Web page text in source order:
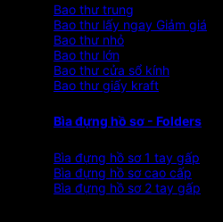
Bao thư trung
Bao thư lấy ngay
Bao thư nhỏ
Bao thư lớn
Bao thư cửa sổ kính
Bao thư giấy kraft
Bìa đựng hồ sơ - Folders
Bìa đựng hồ sơ 1 tay gấp
Bìa đựng hồ sơ cao cấp
Bìa đựng hồ sơ 2 tay gấp